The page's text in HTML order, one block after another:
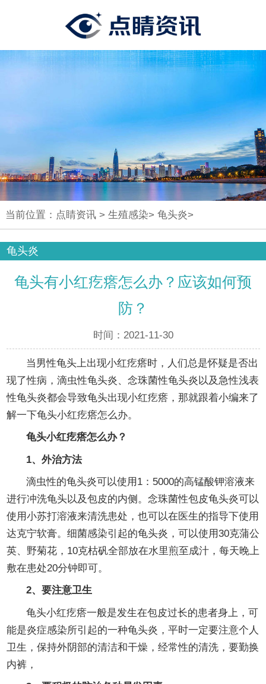
当前位置： 点睛资讯> 生殖感染> 龟头炎>
龟头炎
龟头有小红疙瘩怎么办？应该如何预
防？
时间：2021-11-30
当男性龟头上出现小红疙瘩时，人们总是怀疑是否出
现了性病，滴虫性龟头炎、念珠菌性龟头炎以及急性浅表
性龟头炎都会导致龟头出现小红疙瘩，那就跟着小编来了
解一下龟头小红疙瘩怎么办。
龟头小红疙瘩怎么办？
1、外治方法
滴虫性的龟头炎可以使用1：5000的高锰酸钾溶液来
进行冲洗龟头以及包皮的内侧。念珠菌性包皮龟头炎可以
使用小苏打溶液来清洗患处，也可以在医生的指导下使用
达克宁软膏。细菌感染引起的龟头炎，可以使用30克蒲公
英、野菊花，10克枯矾全部放在水里煎至成汁，每天晚上
敷在患处20分钟即可。
2、要注意卫生
龟头小红疙瘩一般是发生在包皮过长的患者身上，可
能是炎症感染所引起的一种龟头炎，平时一定要注意个人
卫生，保持外阴部的清洁和干燥，经常性的清洗，要勤换
内裤，